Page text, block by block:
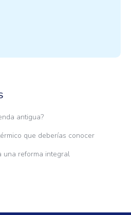
antigua?
que deberías conocer
una reforma integral